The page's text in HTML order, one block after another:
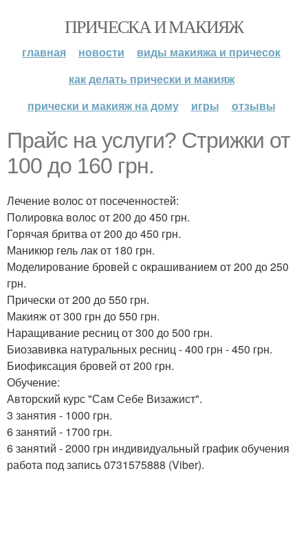
ПРИЧЕСКА И МАКИЯЖ
главная новости
виды макияжа и причесок
как делать прически и макияж
прически и макияж на дому
игры отзывы
Прайс на услуги? Стрижки от
100 до 160 грн.
Лечение волос от посеченностей:
Полировка волос от 200 до 450 грн.
Горячая бритва от 200 до 450 грн.
Маникюр гель лак от 180 грн.
Моделирование бровей с окрашиванием от 200 до 250
грн.
Прически от 200 до 550 грн.
Макияж от 300 грн до 550 грн.
Наращивание ресниц от 300 до 500 грн.
Биозавивка натуральных ресниц - 400 грн - 450 грн.
Биофиксация бровей от 200 грн.
Обучение:
Авторский курс "Сам Себе Визажист".
3 занятия - 1000 грн.
6 занятий - 1700 грн.
6 занятий - 2000 грн индивидуальный график обучения
работа под запись 0731575888 (Viber).